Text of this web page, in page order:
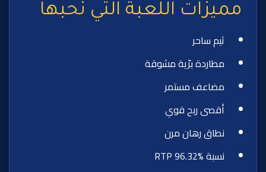
مميزات اللعبة التي نحبها
ثيم ساحر
مطاردة برّية مشوقة
مضاعف مستمر
أقصى ربح قوي
نطاق رهان مرن
نسبة RTP 96.32%